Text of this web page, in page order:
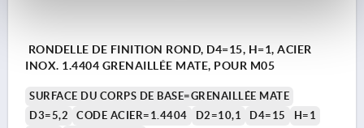
RONDELLE DE FINITION ROND, D4=15, H=1, ACIER
INOX. 1.4404 GRENAILLÉE MATE, POUR M05
SURFACE DU CORPS DE BASE=GRENAILLÉE MATE
D3=5,2
CODE ACIER=1.4404 D2=10,1 D4=15
H=1